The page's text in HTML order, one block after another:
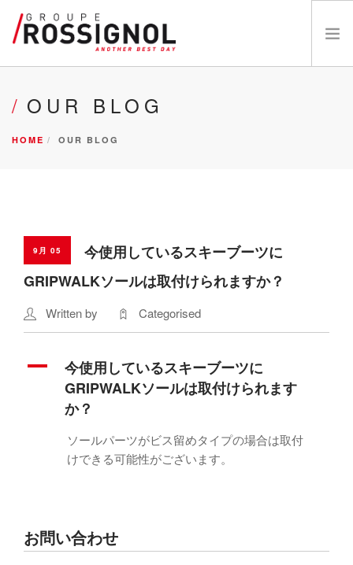
ABOUT US
INNOVATIONS
お問い合わせ
OUR BLOG
HOME OUR BLOG
9月 05
今使用しているスキーブーツに
GRIPWALKソールは取付けられますか？
Written by Categorised
A
今使用しているスキーブーツに
GRIPWALKソールは取付けられます
か？
ソールパーツがビス留めタイプの場合は取付
けできる可能性がございます。
お問い合わせ